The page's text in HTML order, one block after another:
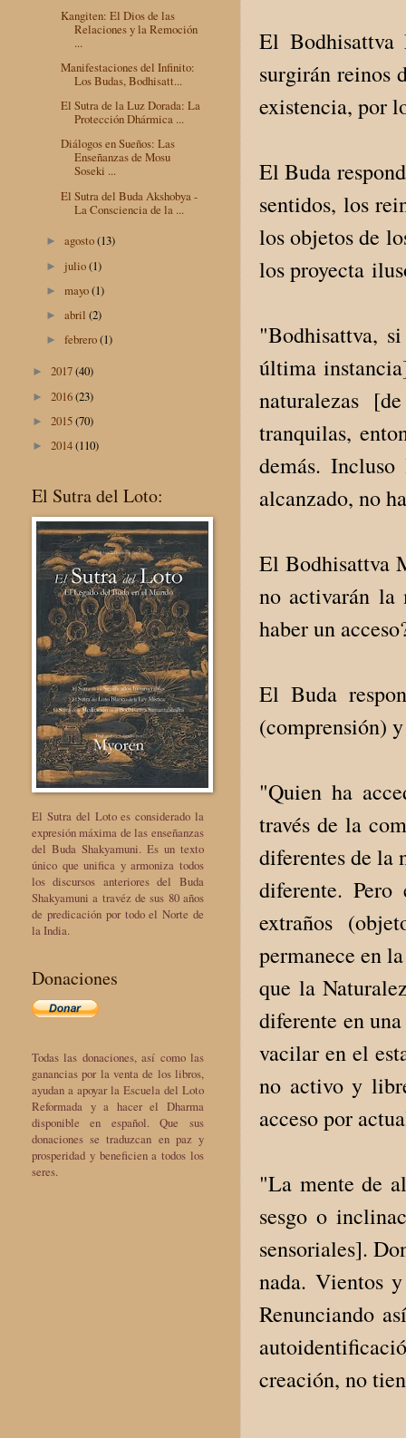
El
surgirán reinos
existencia, por
El Buda
sentidos, los
los objetos de
los proyecta
"Bodhisattva,
última
naturalezas
tranquilas,
demás.
alcanzado, no
El Bodhisattva
no activarán la
haber un
El Buda
(comprensión)
"Quien ha
través de la
diferentes de la
diferente.
extraños
permanece en
que la
diferente en
vacilar en el
no activo y
acceso por
"La mente de
sesgo o
sensoriales].
nada. Vientos
Renunciando
creación, no
Kangiten: El Dios de las
Relaciones y la Remoción
...
Manifestaciones del Infinito:
Los Budas, Bodhisatt...
El Sutra de la Luz Dorada: La
Protección Dhármica ...
Diálogos en Sueños: Las
Enseñanzas de Mosu
Soseki ...
El Sutra del Buda Akshobya -
La Consciencia de la ...
►agosto(13)
► julio(1)
►mayo(1)
►abril(2)
►febrero(1)
► 2017(40)
► 2016(23)
► 2015(70)
► 2014(110)
El Sutra del Loto:
El Sutra del Loto es considerado la
expresión máxima de las enseñanzas
del Buda Shakyamuni. Es un texto
único que unifica y armoniza todos
los discursos anteriores del Buda
Shakyamuni a travéz de sus 80 años
de predicación por todo el Norte de
la India.
Donaciones
Todas las donaciones, así como las
ganancias por la venta de los libros,
ayudan a apoyar la Escuela del Loto
Reformada y a hacer el Dharma
disponible en español. Que sus
donaciones se traduzcan en paz y
prosperidad y beneficien a todos los
seres.